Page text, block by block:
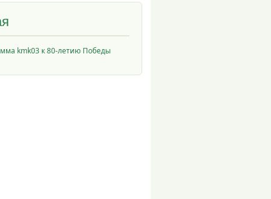
kmk03 к 80-летию Победы